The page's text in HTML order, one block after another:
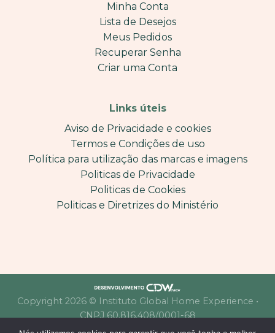
Minha Conta
Lista de Desejos
Meus Pedidos
Recuperar Senha
Criar uma Conta
Links úteis
Aviso de Privacidade e cookies
Termos e Condições de uso
Política para utilização das marcas e imagens
Politicas de Privacidade
Politicas de Cookies
Politicas e Diretrizes do Ministério
Copyright 2026 © Instituto Global Home Experience •
CNPJ 60.816.408/0001-68